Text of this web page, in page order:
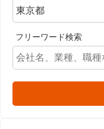
フリーワード検索